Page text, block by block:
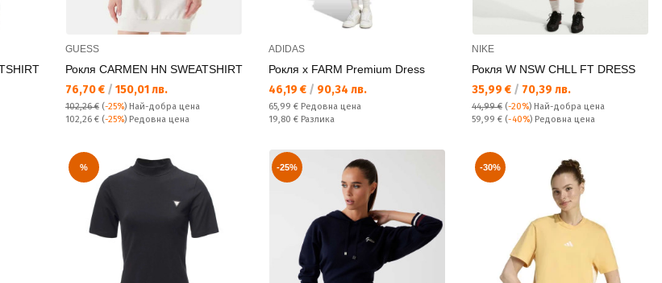
GUESS
Рокля CARMEN HN SWEATSHIRT
Текуща цена:
76,70 € / 150,01 лв.
102,26 € (-25%) Най-добра цена
Редовна цена:
102,26 € (-25%) Редовна цена
ADIDAS
Рокля x FARM Premium Dress
Текуща цена:
46,19 € / 90,34 лв.
Редовна цена:
65,99 € Редовна цена
Спестявате:
19,80 € Разлика
NIKE
Рокля W NSW CHLL FT DRESS
Текуща цена:
35,99 € / 70,39 лв.
44,99 € (-20%) Най-добра цена
Редовна цена:
59,99 € (-40%) Редовна цена
% -25% -30%